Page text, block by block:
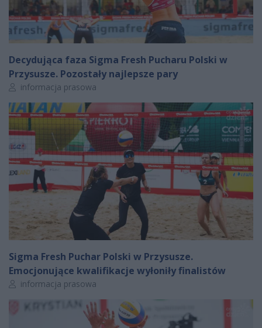
Decydująca faza Sigma Fresh Pucharu Polski w
Przysusze. Pozostały najlepsze pary
Autor artykułu:
informacja prasowa
Sigma Fresh Puchar Polski w Przysusze.
Emocjonujące kwalifikacje wyłoniły finalistów
Autor artykułu:
informacja prasowa